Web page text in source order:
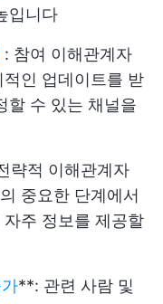
입니다
: 참여 이해관계자
인 업데이트를 받
할 수 있는 채널을
략적 이해관계자
중요한 단계에서
주 정보를 제공할
**: 관련 사람 및